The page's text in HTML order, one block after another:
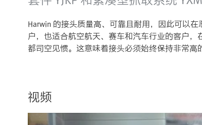
Harwin 的接头质量高、可靠且耐用，因此可以
户，也适合航空航天、赛车和汽车行业的客户
都司空见惯。这意味着接头必须始终保持非常高
视频